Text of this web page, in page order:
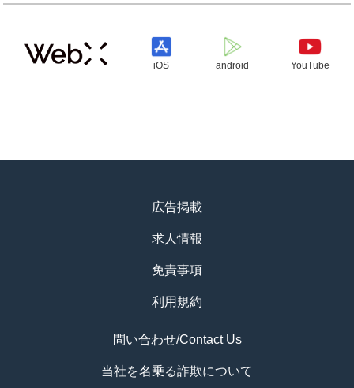
iOS android YouTube
広告掲載
求人情報
免責事項
利用規約
問い合わせ/Contact Us
当社を名乗る詐欺について